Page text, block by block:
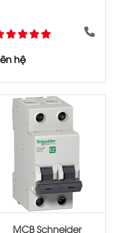
hệ
MCB Schneider